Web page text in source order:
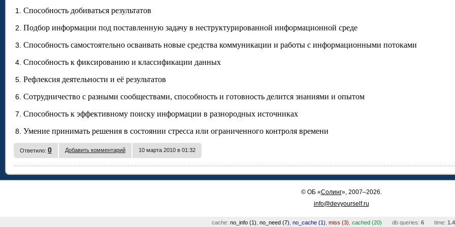
Способность добиваться результатов
Подбор информации под поставленную задачу в неструктурированной информационной среде
Способность самостоятельно осваивать новые средства коммуникации и работы с информационными потоками
Способность к фиксированию и классификации данных
Рефлексия деятельности и её результатов
Сотрудничество с разными сообществами, способность и готовность делится знаниями и опытом
Способность к эффективному поиску информации в разнородных источниках
Умение принимать решения в состоянии стресса или ограниченного контроля времени
Ответило: 0 Добавить комментарий 10 марта 2010 в 01:32
©ОБ «Солинг», 2007–2026.
info@devyourself.ru
cache: no_info (1) no_need (7) no_cache (1) miss (3) cached (20) db queries: 6 time: